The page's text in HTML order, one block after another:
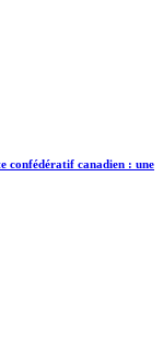
confédératif canadien : une